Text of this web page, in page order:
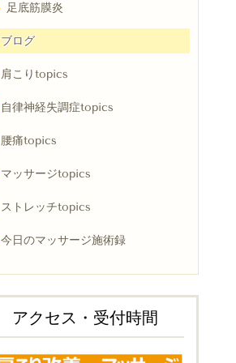
足底筋膜炎
ブログ
肩こりtopics
自律神経失調症topics
腰痛topics
マッサージtopics
ストレッチtopics
今日のマッサージ施術録
アクセス・受付時間